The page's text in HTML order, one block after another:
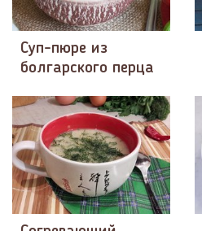
Суп-пюре из
болгарского перца